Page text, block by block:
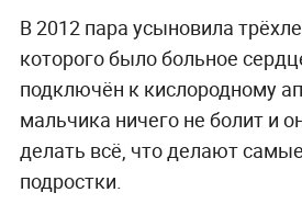
В 2012 пара усыновила
которого было больное
подключён к кислородному
мальчика ничего не болит и
делать всё, что делают
подростки.